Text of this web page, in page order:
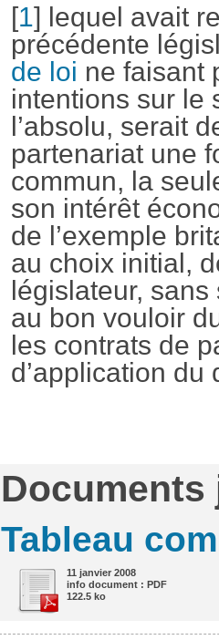
[1] lequel avait
précédente
de loi ne faisant
intentions sur le
l’absolu, serait
partenariat une
commun, la
son intérêt
de l’exemple
au choix initial,
législateur, sans
au bon vouloir
les contrats de
d’application du
Documents
Tableau
11 janvier 2008
info document : PDF
122.5 ko